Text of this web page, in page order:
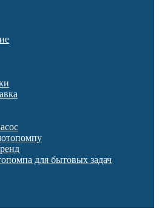
для бытовых задач